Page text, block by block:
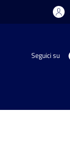
Seguici su